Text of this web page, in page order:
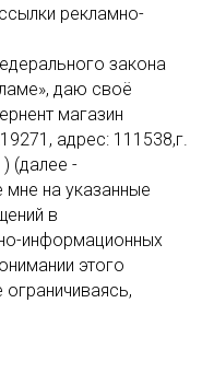
рекламно-
закона
даю своё
магазин
адрес: 111538,г.
(далее -
мне на указанные
в
информационных
этого
ограничиваясь,